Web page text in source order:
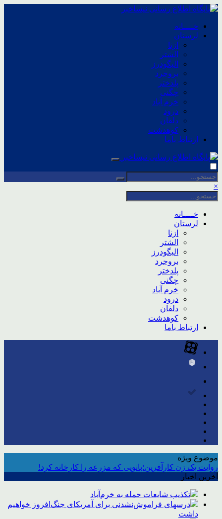
خــــانه
لرستان
ازنا
الشتر
الیگودرز
بروجرد
پلدختر
چگنی
خرم آباد
درود
دلفان
کوهدشت
ارتباط باما
×
خــــانه
لرستان
ازنا
الشتر
الیگودرز
بروجرد
پلدختر
چگنی
خرم آباد
درود
دلفان
کوهدشت
ارتباط باما
موضوع ویژه
روایت یک زن کارآفرین؛بانویی که مزرعه را کارخانه کرد!
آخرین اخبار
تکذیب شایعات حمله به خرم‌آباد
درسهای فراموش‌نشدنی برای آمریکای جنگ‌افروز خواهیم
داشت